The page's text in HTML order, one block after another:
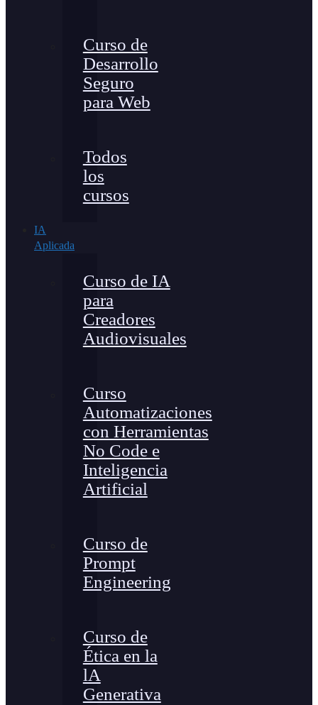
Curso de
Desarrollo
Seguro
para Web
Todos
los
cursos
IA
Aplicada
Curso de IA
para
Creadores
Audiovisuales
Curso
Automatizaciones
con Herramientas
No Code e
Inteligencia
Artificial
Curso de
Prompt
Engineering
Curso de
Ética en la
lA
Generativa